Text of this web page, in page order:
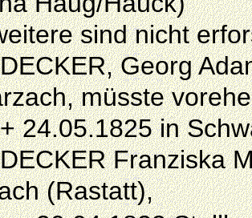
sind nicht
Georg
müsste
in
Franziska
(Rastatt),